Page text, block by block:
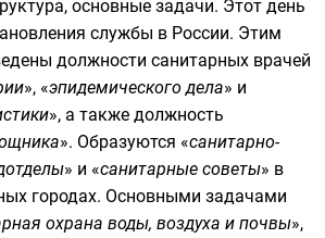
основные задачи. Этот день
службы в России. Этим
должности санитарных врачей
», «эпидемического дела» и
», а также должность
». Образуются «санитарно-
» и «санитарные советы» в
городах. Основными задачами
охрана воды, воздуха и почвы»,